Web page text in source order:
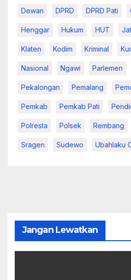
Dewan DPRD DPRD Pati
Henggar Hukum HUT
Klaten Kodim Kriminal
Nasional Ngawi Parlemen
Pekalongan Pemalang
Pemkab Pemkab Pati
Polresta Polsek Rembang
Sragen Sudewo Ubahlaku
Jangan Lewatkan